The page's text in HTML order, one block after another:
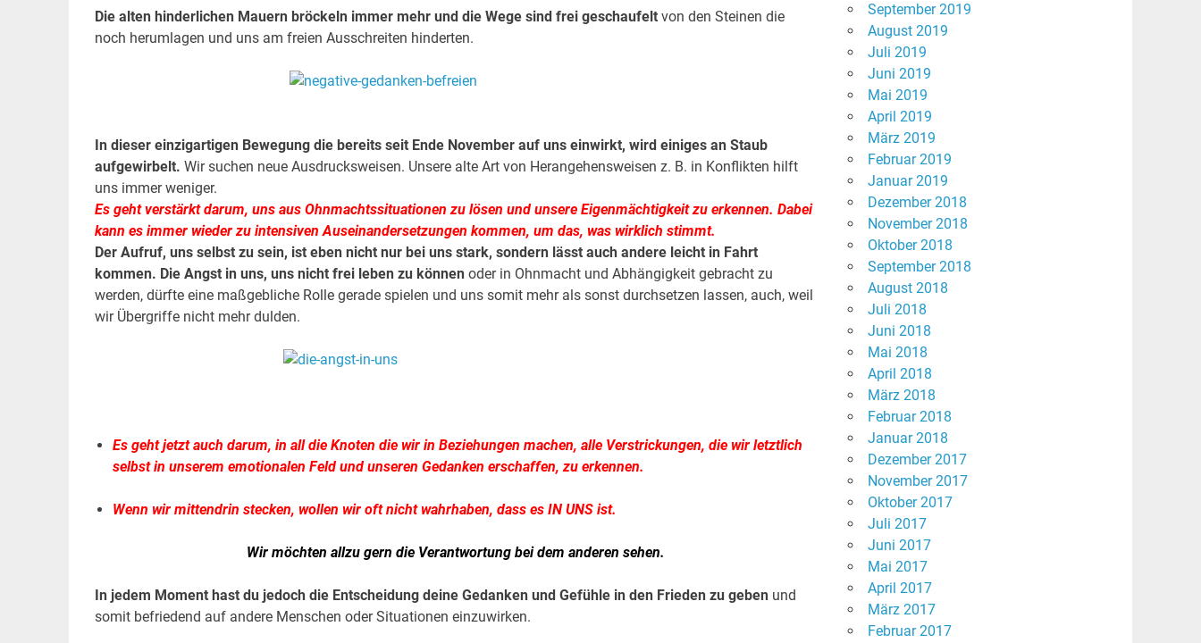
Die alten hinderlichen Mauern bröckeln immer mehr und die Wege sind frei geschaufeltvon den Steinen die
noch herumlagen und uns am freien Ausschreiten hinderten.
In dieser einzigartigen Bewegung die bereits seit Ende November auf uns einwirkt, wird einiges an Staub
aufgewirbelt. Wir suchen neue Ausdrucksweisen. Unsere alte Art von Herangehensweisen z. B. in Konflikten hilft
uns immer weniger.
Es geht verstärkt darum, uns aus Ohnmachtssituationen zu lösen und unsere Eigenmächtigkeit zu erkennen. Dabei
kann es immer wieder zu intensiven Auseinandersetzungen kommen, um das, was wirklich stimmt.
Der Aufruf, uns selbst zu sein, ist eben nicht nur bei uns stark, sondern lässt auch andere leicht in Fahrt
kommen. Die Angst in uns, uns nicht frei leben zu könnenoder in Ohnmacht und Abhängigkeit gebracht zu
werden, dürfte eine maßgebliche Rolle gerade spielen und uns somit mehr als sonst durchsetzen lassen, auch, weil
wir Übergriffe nicht mehr dulden.
Es geht jetzt auch darum, in all die Knoten die wir in Beziehungen machen, alle Verstrickungen, die wir letztlich
selbst in unserem emotionalen Feld und unseren Gedanken erschaffen, zu erkennen.
Wenn wir mittendrin stecken, wollen wir oft nicht wahrhaben, dass es IN UNS ist.
Wir möchten allzu gern die Verantwortung bei dem anderen sehen.
In jedem Moment hast du jedoch die Entscheidung deine Gedanken und Gefühle in den Frieden zu gebenund
somit befriedend auf andere Menschen oder Situationen einzuwirken.
September 2019
August 2019
Juli 2019
Juni 2019
Mai 2019
April 2019
März 2019
Februar 2019
Januar 2019
Dezember 2018
November 2018
Oktober 2018
September 2018
August 2018
Juli 2018
Juni 2018
Mai 2018
April 2018
März 2018
Februar 2018
Januar 2018
Dezember 2017
November 2017
Oktober 2017
Juli 2017
Juni 2017
Mai 2017
April 2017
März 2017
Februar 2017